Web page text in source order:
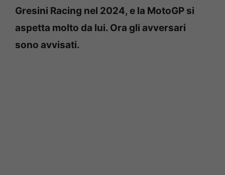
Gresini Racing nel 2024, e la MotoGP si
aspetta molto da lui. Ora gli avversari
sono avvisati.